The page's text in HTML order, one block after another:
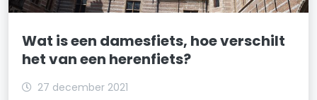
Wat is een damesfiets, hoe verschilt
het van een herenfiets?
27 december 2021